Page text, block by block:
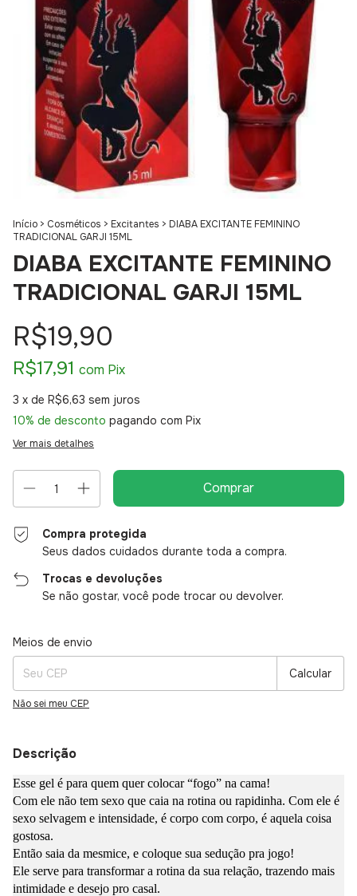
Início > Cosméticos > Excitantes > DIABA EXCITANTE FEMININO
TRADICIONAL GARJI 15ML
DIABA EXCITANTE FEMININO
TRADICIONAL GARJI 15ML
R$19,90
R$17,91 com Pix
3 x de R$6,63 sem juros
10% de desconto pagando com Pix
Ver mais detalhes
Compra protegida
Seus dados cuidados durante toda a compra.
Trocas e devoluções
Se não gostar, você pode trocar ou devolver.
Entregas para o CEP:
Meios de envio
Calcular
Não sei meu CEP
Descrição
Esse gel é para quem quer colocar “fogo” na cama!
Com ele não tem sexo que caia na rotina ou rapidinha. Com ele é
sexo selvagem e intensidade, é corpo com corpo, é aquela coisa
gostosa.
Então saia da mesmice, e coloque sua sedução pra jogo!
Ele serve para transformar a rotina da sua relação, trazendo mais
intimidade e desejo pro casal.